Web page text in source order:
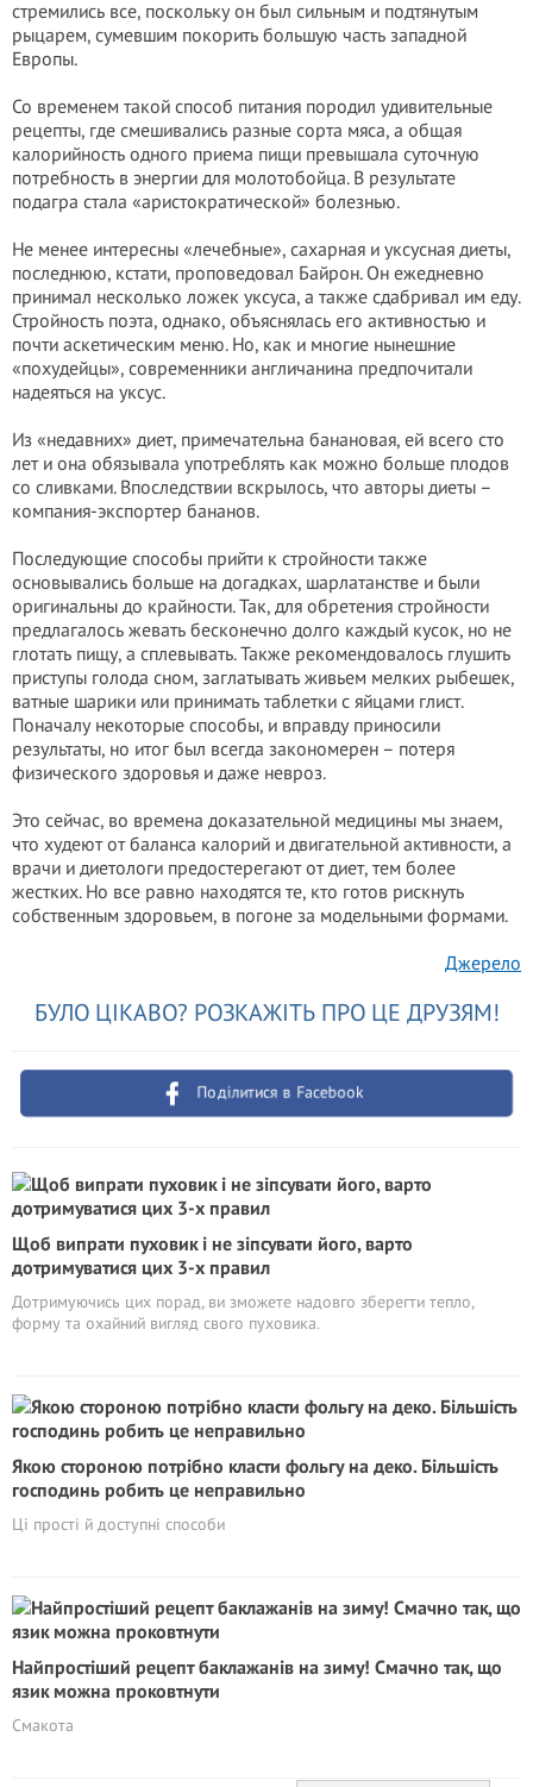
стремились все, поскольку он был сильным и подтянутым
рыцарем, сумевшим покорить большую часть западной
Европы.
Со временем такой способ питания породил удивительные
рецепты, где смешивались разные сорта мяса, а общая
калорийность одного приема пищи превышала суточную
потребность в энергии для молотобойца. В результате
подагра стала «аристократической» болезнью.
Не менее интересны «лечебные», сахарная и уксусная диеты,
последнюю, кстати, проповедовал Байрон. Он ежедневно
принимал несколько ложек уксуса, а также сдабривал им еду.
Стройность поэта, однако, объяснялась его активностью и
почти аскетическим меню. Но, как и многие нынешние
«похудейцы», современники англичанина предпочитали
надеяться на уксус.
Из «недавних» диет, примечательна банановая, ей всего сто
лет и она обязывала употреблять как можно больше плодов
со сливками. Впоследствии вскрылось, что авторы диеты –
компания-экспортер бананов.
Последующие способы прийти к стройности также
основывались больше на догадках, шарлатанстве и были
оригинальны до крайности. Так, для обретения стройности
предлагалось жевать бесконечно долго каждый кусок, но не
глотать пищу, а сплевывать. Также рекомендовалось глушить
приступы голода сном, заглатывать живьем мелких рыбешек,
ватные шарики или принимать таблетки с яйцами глист.
Поначалу некоторые способы, и вправду приносили
результаты, но итог был всегда закономерен – потеря
физического здоровья и даже невроз.
Это сейчас, во времена доказательной медицины мы знаем,
что худеют от баланса калорий и двигательной активности, а
врачи и диетологи предостерегают от диет, тем более
жестких. Но все равно находятся те, кто готов рискнуть
собственным здоровьем, в погоне за модельными формами.
Джерело
БУЛО ЦІКАВО? РОЗКАЖІТЬ ПРО ЦЕ ДРУЗЯМ!
Поділитися в Facebook
Щоб випрати пуховик і не зіпсувати його, варто
дотримуватися цих 3-х правил
Дотримуючись цих порад, ви зможете надовго зберегти тепло,
форму та охайний вигляд свого пуховика.
Якою стороною потрібно класти фольгу на деко. Більшість
господинь робить це неправильно
Ці прості й доступні способи
Найпростіший рецепт баклажанів на зиму! Смачно так, що
язик можна проковтнути
Смакота